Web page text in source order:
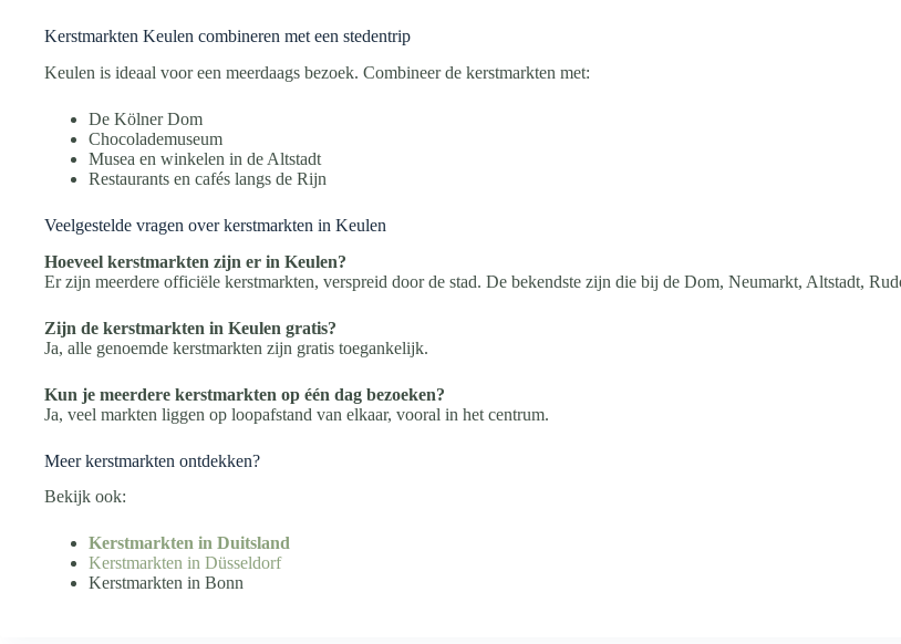
Kerstmarkten Keulen combineren met een stedentrip
Keulen is ideaal voor een meerdaags bezoek. Combineer de kerstmarkten met:
De Kölner Dom
Chocolademuseum
Musea en winkelen in de Altstadt
Restaurants en cafés langs de Rijn
Veelgestelde vragen over kerstmarkten in Keulen
Hoeveel kerstmarkten zijn er in Keulen?
Er zijn meerdere officiële kerstmarkten, verspreid door de stad. De bekendste zijn die bij de Dom, Neumarkt, Altstadt,
Zijn de kerstmarkten in Keulen gratis?
Ja, alle genoemde kerstmarkten zijn gratis toegankelijk.
Kun je meerdere kerstmarkten op één dag bezoeken?
Ja, veel markten liggen op loopafstand van elkaar, vooral in het centrum.
Meer kerstmarkten ontdekken?
Bekijk ook:
Kerstmarkten in Duitsland
Kerstmarkten in Düsseldorf
Kerstmarkten in Bonn